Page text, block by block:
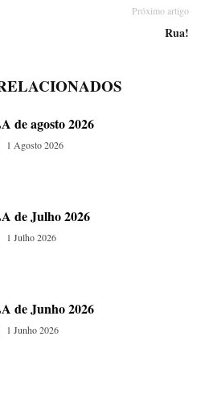
Próximo artigo
Rua!
de agosto 2026
1 Agosto 2026
de Julho 2026
1 Julho 2026
de Junho 2026
1 Junho 2026